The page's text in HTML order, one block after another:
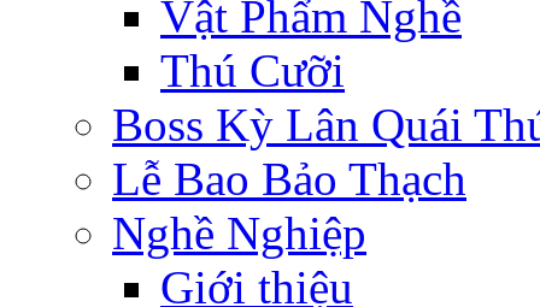
Vật Phẩm Nghề
Thú Cưỡi
Boss Kỳ Lân Quái
Lễ Bao Bảo Thạch
Nghề Nghiệp
Giới thiệu